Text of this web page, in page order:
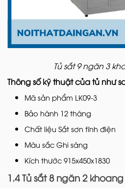
Tủ sắt 9 ngăn 3
Thông số kỹ thuật của tủ như
Mã sản phẩm LK09-3
Bảo hành 12 tháng
Chất liệu Sắt sơn tĩnh điện
Màu sắc Ghi sáng
Kích thước 915x450x1830
1.4 Tủ sắt 8 ngăn 2 khoang